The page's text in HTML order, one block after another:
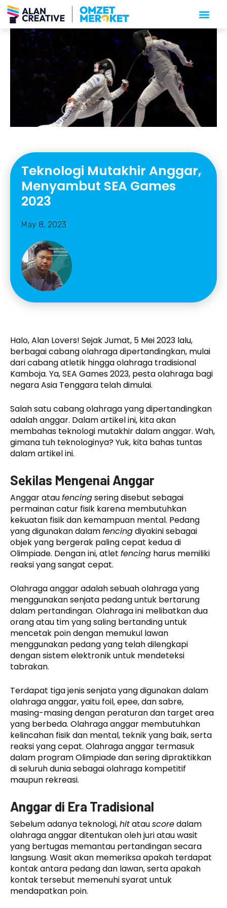
Teknologi Mutakhir Anggar,
Menyambut SEA Games
2023
May 8, 2023
Halo, Alan Lovers! Sejak Jumat, 5 Mei 2023 lalu,
berbagai cabang olahraga dipertandingkan, mulai
dari cabang atletik hingga olahraga tradisional
Kamboja. Ya, SEA Games 2023, pesta olahraga bagi
negara Asia Tenggara telah dimulai.
Salah satu cabang olahraga yang dipertandingkan
adalah anggar. Dalam artikel ini, kita akan
membahas teknologi mutakhir dalam anggar. Wah,
gimana tuh teknologinya? Yuk, kita bahas tuntas
dalam artikel ini.
Sekilas Mengenai Anggar
Anggar ataufencingsering disebut sebagai
permainan catur fisik karena membutuhkan
kekuatan fisik dan kemampuan mental. Pedang
yang digunakan dalamfencingdiyakini sebagai
objek yang bergerak paling cepat kedua di
Olimpiade. Dengan ini, atlet fencing harus memiliki
reaksi yang sangat cepat.
Olahraga anggar adalah sebuah olahraga yang
menggunakan senjata pedang untuk bertarung
dalam pertandingan. Olahraga ini melibatkan dua
orang atau tim yang saling bertanding untuk
mencetak poin dengan memukul lawan
menggunakan pedang yang telah dilengkapi
dengan sistem elektronik untuk mendeteksi
tabrakan.
Terdapat tiga jenis senjata yang digunakan dalam
olahraga anggar, yaitu foil, epee, dan sabre,
masing-masing dengan peraturan dan target area
yang berbeda. Olahraga anggar membutuhkan
kelincahan fisik dan mental, teknik yang baik, serta
reaksi yang cepat. Olahraga anggar termasuk
dalam program Olimpiade dan sering dipraktikkan
di seluruh dunia sebagai olahraga kompetitif
maupun rekreasi.
Anggar di Era Tradisional
Sebelum adanya teknologi,hitatauscoredalam
olahraga anggar ditentukan oleh juri atau wasit
yang bertugas memantau pertandingan secara
langsung. Wasit akan memeriksa apakah terdapat
kontak antara pedang dan lawan, serta apakah
kontak tersebut memenuhi syarat untuk
mendapatkan poin.